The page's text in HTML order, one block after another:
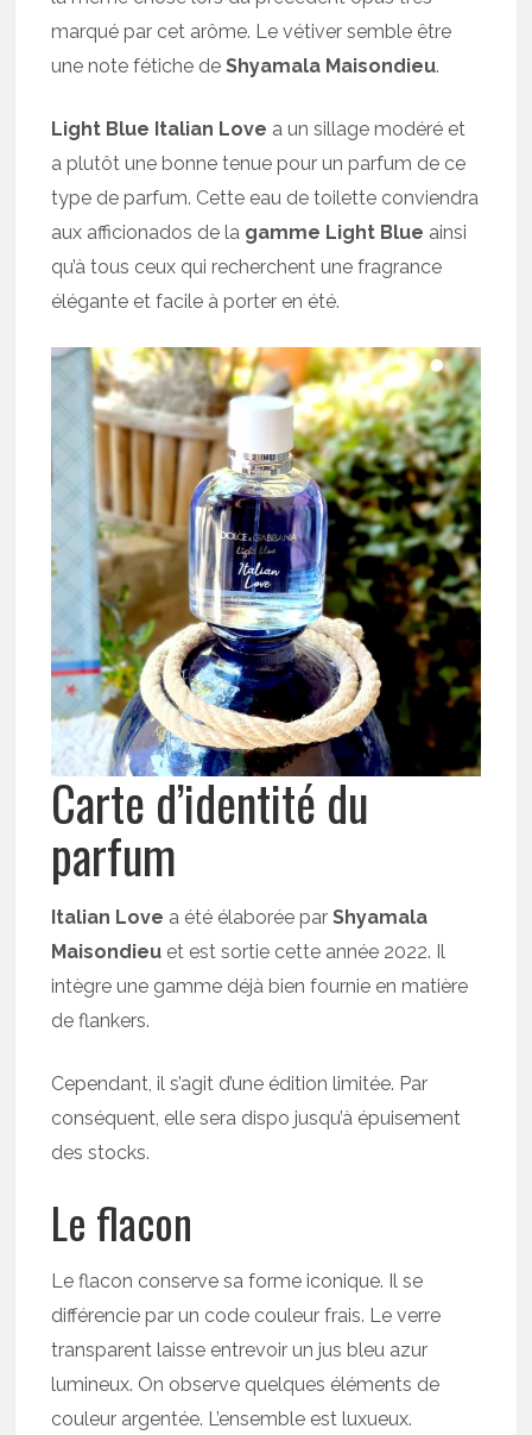
marqué par cet arôme. Le vétiver semble être
une note fétiche deShyamala Maisondieu.
Light Blue Italian Love a un sillage modéré et
a plutôt une bonne tenue pour un parfum de ce
type de parfum. Cette eau de toilette conviendra
aux afficionados de la gamme Light Blue ainsi
qu’à tous ceux qui recherchent une fragrance
élégante et facile à porter en été.
Carte d’identité du
parfum
Italian Love a été élaborée parShyamala
Maisondieu et est sortie cette année 2022. Il
intègre une gamme déjà bien fournie en matière
de flankers.
Cependant, il s’agit d’une édition limitée. Par
conséquent, elle sera dispo jusqu’à épuisement
des stocks.
Le flacon
Le flacon conserve sa forme iconique. Il se
différencie par un code couleur frais. Le verre
transparent laisse entrevoir un jus bleu azur
lumineux. On observe quelques éléments de
couleur argentée. L’ensemble est luxueux.